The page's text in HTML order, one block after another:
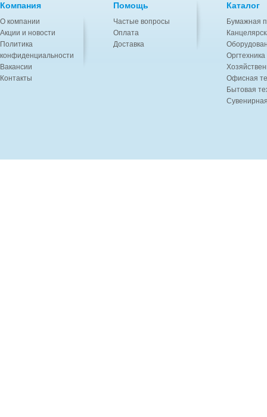
Компания
О компании
Акции и новости
Политика
конфиденциальности
Вакансии
Контакты
Помощь
Частые вопросы
Оплата
Доставка
Каталог
Бумажная
Офисная
Бытовая